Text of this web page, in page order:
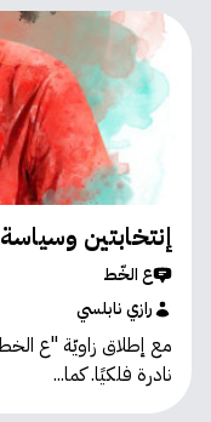
إنتخابتين
ع الخّط
رازي نابلسي
مع إطلاق زاويّة "ع
نادرة فلكيًا. كما...